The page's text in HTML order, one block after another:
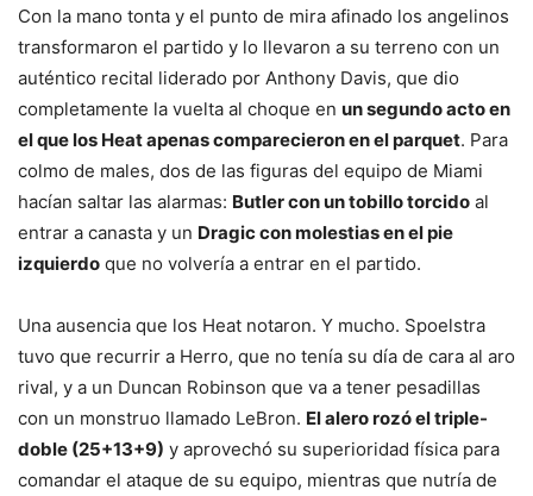
Con la mano tonta y el punto de mira afinado los angelinos
transformaron el partido y lo llevaron a su terreno con un
auténtico recital liderado por Anthony Davis, que dio
completamente la vuelta al choque en un segundo acto en
el que los Heat apenas comparecieron en el parquet. Para
colmo de males, dos de las figuras del equipo de Miami
hacían saltar las alarmas: Butler con un tobillo torcido al
entrar a canasta y un Dragic con molestias en el pie
izquierdo que no volvería a entrar en el partido.
Una ausencia que los Heat notaron. Y mucho. Spoelstra
tuvo que recurrir a Herro, que no tenía su día de cara al aro
rival, y a un Duncan Robinson que va a tener pesadillas
con un monstruo llamado LeBron. El alero rozó el triple-
doble (25+13+9) y aprovechó su superioridad física para
comandar el ataque de su equipo, mientras que nutría de